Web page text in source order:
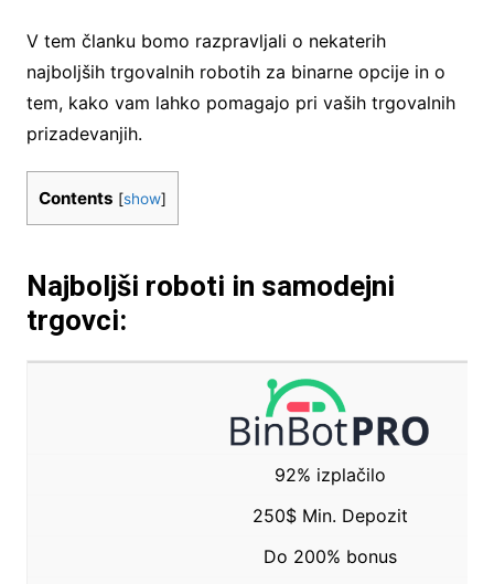
V tem članku bomo razpravljali o nekaterih
najboljših trgovalnih robotih za binarne opcije in o
tem, kako vam lahko pomagajo pri vaših trgovalnih
prizadevanjih.
Contents [show]
Najboljši roboti in samodejni
trgovci:
92% izplačilo
250$ Min. Depozit
Do 200% bonus